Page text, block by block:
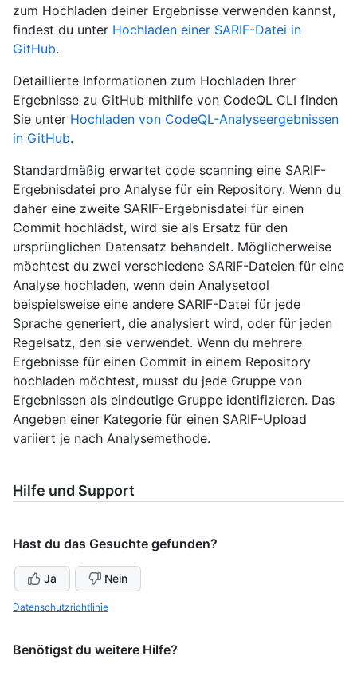
zum Hochladen deiner Ergebnisse verwenden kannst,
findest du unter Hochladen einer SARIF-Datei in
GitHub.
Detaillierte Informationen zum Hochladen Ihrer
Ergebnisse zu GitHub mithilfe von CodeQL CLI finden
Sie unter Hochladen von CodeQL-Analyseergebnissen
in GitHub.
Standardmäßig erwartet code scanning eine SARIF-
Ergebnisdatei pro Analyse für ein Repository. Wenn du
daher eine zweite SARIF-Ergebnisdatei für einen
Commit hochlädst, wird sie als Ersatz für den
ursprünglichen Datensatz behandelt. Möglicherweise
möchtest du zwei verschiedene SARIF-Dateien für eine
Analyse hochladen, wenn dein Analysetool
beispielsweise eine andere SARIF-Datei für jede
Sprache generiert, die analysiert wird, oder für jeden
Regelsatz, den sie verwendet. Wenn du mehrere
Ergebnisse für einen Commit in einem Repository
hochladen möchtest, musst du jede Gruppe von
Ergebnissen als eindeutige Gruppe identifizieren. Das
Angeben einer Kategorie für einen SARIF-Upload
variiert je nach Analysemethode.
Hilfe und Support
Hast du das Gesuchte gefunden?
Ja Nein
Datenschutzrichtlinie
Benötigst du weitere Hilfe?